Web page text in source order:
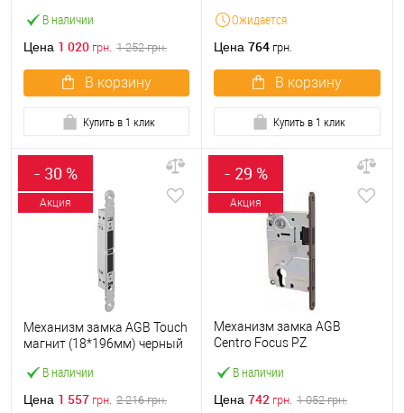
В наличии
Цена 1 020 грн. 1 252грн.
В корзину
Купить в 1 клик
Ожидается
Цена 764 грн.
В корзину
Купить в 1 клик
- 30 %
Акция
В наличии
Механизм замка AGB Touch
магнит (18*196мм) черный
Цена 1 557 грн. 2 216грн.
- 29 %
Акция
В наличии
Механизм замка AGB
Centro Foсus PZ
бронза
Цена 742 грн. 1 052грн.